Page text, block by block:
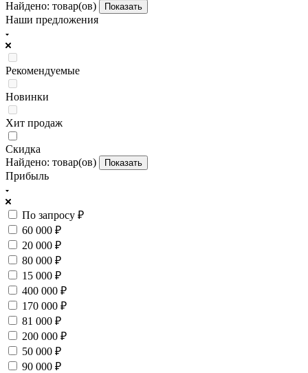
Найдено: товар(ов) Показать
Наши предложения
Рекомендуемые
Новинки
Хит продаж
Скидка
Найдено: товар(ов) Показать
Прибыль
По запросу ₽
60 000 ₽
20 000 ₽
80 000 ₽
15 000 ₽
400 000 ₽
170 000 ₽
81 000 ₽
200 000 ₽
50 000 ₽
90 000 ₽